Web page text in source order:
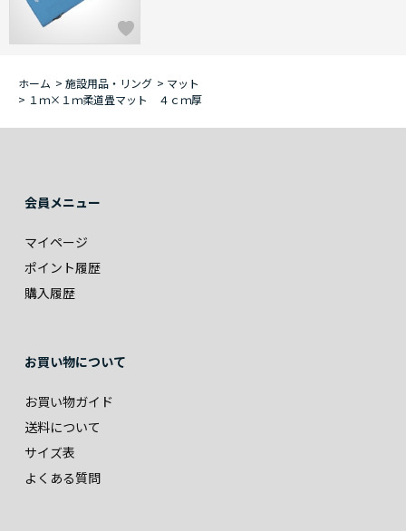
ホーム > 施設用品・リング > マット
> １ｍ×１ｍ柔道畳マット ４ｃｍ厚
会員メニュー
マイページ
ポイント履歴
購入履歴
お買い物について
お買い物ガイド
送料について
サイズ表
よくある質問